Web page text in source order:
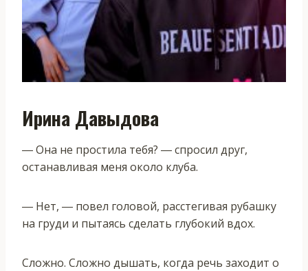
Ирина Давыдова
― Она не простила тебя? ― спросил друг,
останавливая меня около клуба.
― Нет, ― повел головой, расстегивая рубашку
на груди и пытаясь сделать глубокий вдох.
Сложно. Сложно дышать, когда речь заходит о